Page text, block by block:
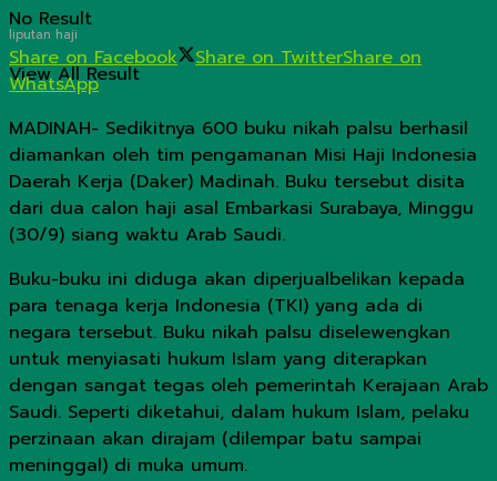
No Result
View All Result
liputan haji
Share on Facebook Share on TwitterShare on
WhatsApp
MADINAH- Sedikitnya 600 buku nikah palsu berhasil
diamankan oleh tim pengamanan Misi Haji Indonesia
Daerah Kerja (Daker) Madinah. Buku tersebut disita
dari dua calon haji asal Embarkasi Surabaya, Minggu
(30/9) siang waktu Arab Saudi.
Buku-buku ini diduga akan diperjualbelikan kepada
para tenaga kerja Indonesia (TKI) yang ada di
negara tersebut. Buku nikah palsu diselewengkan
untuk menyiasati hukum Islam yang diterapkan
dengan sangat tegas oleh pemerintah Kerajaan Arab
Saudi. Seperti diketahui, dalam hukum Islam, pelaku
perzinaan akan dirajam (dilempar batu sampai
meninggal) di muka umum.